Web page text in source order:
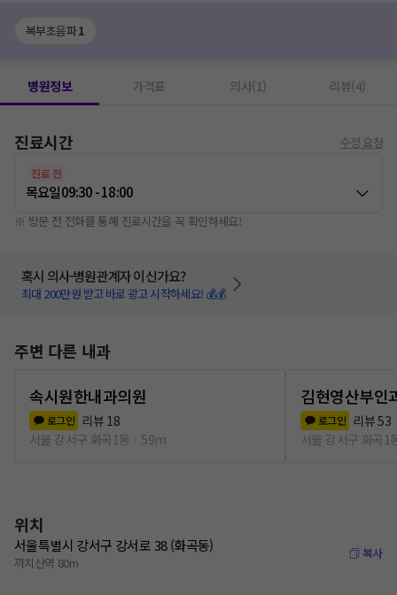
복부초음파1
병원정보 가격표 의사(1) 리뷰(4)
진료시간 수정 요청
진료 전
목요일09:30 - 18:00
※ 방문 전 전화를 통해 진료시간을 꼭 확인하세요!
혹시 의사·병원관계자 이신가요?
최대 200만원 받고 바로 광고 시작하세요! 💰💰
주변 다른 내과
속시원한내과의원
로그인 리뷰 18
서울 강서구 화곡1동
59m
김현영산부인
로그인 리뷰53
서울 강서구 화곡1
위치
서울특별시 강서구 강서로 38 (화곡동)
까치산역 80m
복사